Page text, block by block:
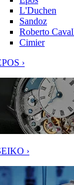
L'Duchen
Sandoz
Roberto
Cimier
›
›